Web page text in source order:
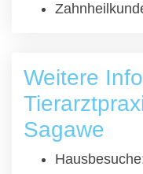
Weitere
Sagawe